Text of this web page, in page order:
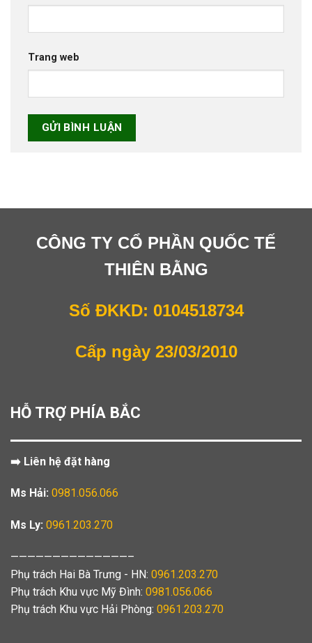
Trang web
CÔNG TY CỔ PHẦN QUỐC TẾ
THIÊN BẰNG
Số ĐKKD: 0104518734
Cấp ngày 23/03/2010
HỖ TRỢ PHÍA BẮC
➡️ Liên hệ đặt hàng
Ms Hải: 0981.056.066
Ms Ly: 0961.203.270
——————————————–
Phụ trách Hai Bà Trưng - HN: 0961.203.270
Phụ trách Khu vực Mỹ Đình: 0981.056.066
Phụ trách Khu vực Hải Phòng: 0961.203.270